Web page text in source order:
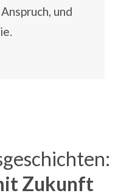
und
Zukunft